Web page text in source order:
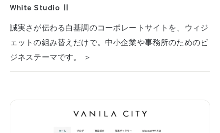
White Studio Ⅱ
誠実さが伝わる白基調のコーポレートサイトを、ウィジ
ェットの組み替えだけで。中小企業や事務所のためのビ
ジネステーマです。 ＞